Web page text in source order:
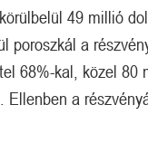
49 millió
a
68%-kal, közel
a